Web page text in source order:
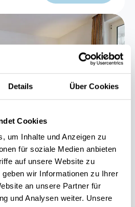
Details Über Cookies
Cookies
um Inhalte und Anzeigen zu
für soziale Medien anbieten
auf unsere Website zu
wir Informationen zu Ihrer
an unsere Partner für
und Analysen weiter. Unsere
Next
49
40 m²